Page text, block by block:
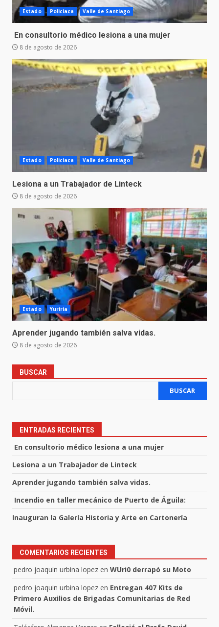
Estado Policiaca Valle de Santiago
En consultorio médico lesiona a una mujer
8 de agosto de 2026
Estado Policiaca Valle de Santiago
Lesiona a un Trabajador de Linteck
8 de agosto de 2026
Estado Yuriria
Aprender jugando también salva vidas.
8 de agosto de 2026
BUSCAR
BUSCAR
ENTRADAS RECIENTES
En consultorio médico lesiona a una mujer
Lesiona a un Trabajador de Linteck
Aprender jugando también salva vidas.
Incendio en taller mecánico de Puerto de Águila:
Inauguran la Galería Historia y Arte en Cartonería
COMENTARIOS RECIENTES
pedro joaquin urbina lopez en WUri0 derrapó su Moto
pedro joaquin urbina lopez en Entregan 407 Kits de
Primero Auxilios de Brigadas Comunitarias de Red
Móvil.